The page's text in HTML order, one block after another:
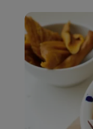
Mango
Sticky
Oatmeal